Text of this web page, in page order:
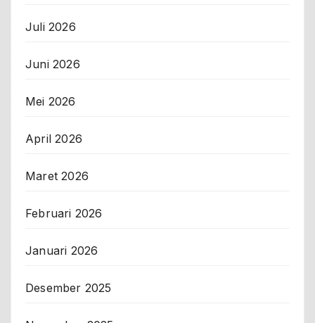
Juli 2026
Juni 2026
Mei 2026
April 2026
Maret 2026
Februari 2026
Januari 2026
Desember 2025